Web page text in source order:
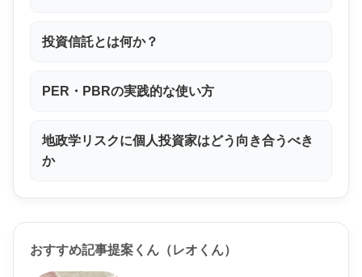
投資信託とは何か？
PER・PBRの実践的な使い方
地政学リスクに個人投資家はどう向き合うべき
か
おすすめ記事提案くん（レオくん）